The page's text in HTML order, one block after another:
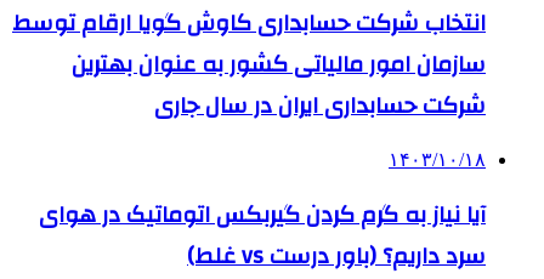
انتخاب شرکت حسابداری کاوش گویا ارقام توسط
سازمان امور مالیاتی کشور به عنوان بهترین
شرکت حسابداری ایران در سال جاری
۱۴۰۳/۱۰/۱۸
آیا نیاز به گرم کردن گیربکس اتوماتیک در هوای
سرد داریم؟ (باور درست vs غلط)